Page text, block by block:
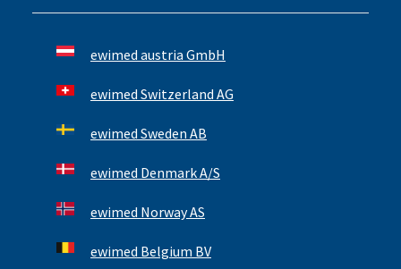
ewimed austria GmbH
ewimed Switzerland AG
ewimed Sweden AB
ewimed Denmark A/S
ewimed Norway AS
ewimed Belgium BV